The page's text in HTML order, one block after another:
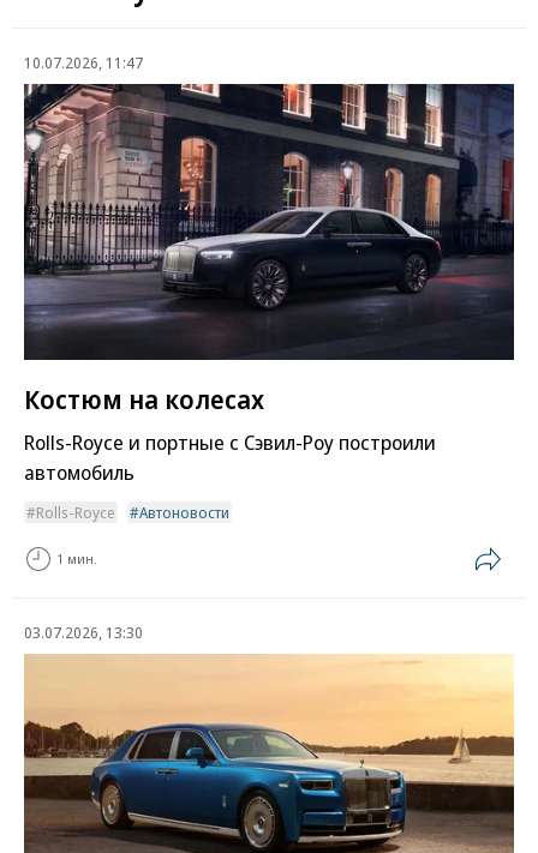
10.07.2026, 11:47
Костюм на колесах
Rolls-Royce и портные с Сэвил-Роу построили
автомобиль
Rolls-Royce Автоновости
1 мин.
03.07.2026, 13:30